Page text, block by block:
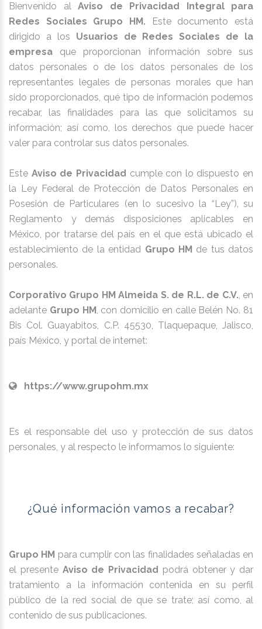
Bienvenido al Aviso de Privacidad Integral para
Redes Sociales Grupo HM. Este documento está
dirigido a los Usuarios de Redes Sociales de la
empresa que proporcionan información sobre sus
datos personales o de los datos personales de los
representantes legales de personas morales que han
sido proporcionados, qué tipo de información podemos
recabar, las finalidades para las que solicitamos su
información; así como, los derechos que puede hacer
valer para controlar sus datos personales.
Este Aviso de Privacidad cumple con lo dispuesto en
la Ley Federal de Protección de Datos Personales en
Posesión de Particulares (en lo sucesivo la “Ley”), su
Reglamento y demás disposiciones aplicables en
México, por tratarse del país en el que está ubicado el
establecimiento de la entidad Grupo HM de tus datos
personales.
Corporativo Grupo HM Almeida S. de R.L. de C.V., en
adelante Grupo HM , con domicilio en calle Belén No. 81
Bis Col. Guayabitos, C.P. 45530, Tlaquepaque, Jalisco,
país México, y portal de internet:
https://www.grupohm.mx
Es el responsable del uso y protección de sus datos
personales, y al respecto le informamos lo siguiente:
¿Qué información vamos a recabar?
Grupo HM para cumplir con las finalidades señaladas en
el presente Aviso de Privacidad podrá obtener y dar
tratamiento a la información contenida en su perfil
público de la red social de que se trate; así como, al
contenido de sus publicaciones.